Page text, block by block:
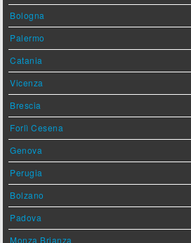
Bologna
Palermo
Catania
Vicenza
Brescia
Forlì Cesena
Genova
Perugia
Bolzano
Padova
Monza Brianza